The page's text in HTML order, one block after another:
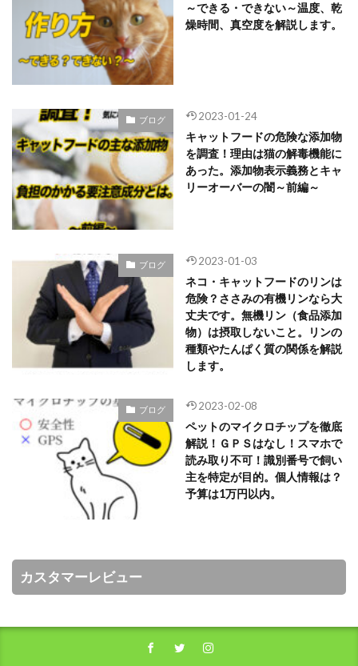
～できる・できない～温度、乾
燥時間、真空度を解説します。
ブログ 2023-01-24
キャットフードの危険な添加物
を調査！理由は猫の解毒機能に
あった。添加物表示義務とキャ
リーオーバーの闇～前編～
ブログ 2023-01-03
ネコ・キャットフードのリンは
危険？ささみの有機リンなら大
丈夫です。無機リン（食品添加
物）は摂取しないこと。リンの
種類やたんぱく質の関係を解説
します。
ブログ 2023-02-08
ペットのマイクロチップを徹底
解説！ＧＰＳはなし！スマホで
読み取り不可！識別番号で飼い
主を特定が目的。個人情報は？
予算は1万円以内。
カスタマーレビュー